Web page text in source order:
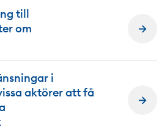
till
om
i
aktörer att få